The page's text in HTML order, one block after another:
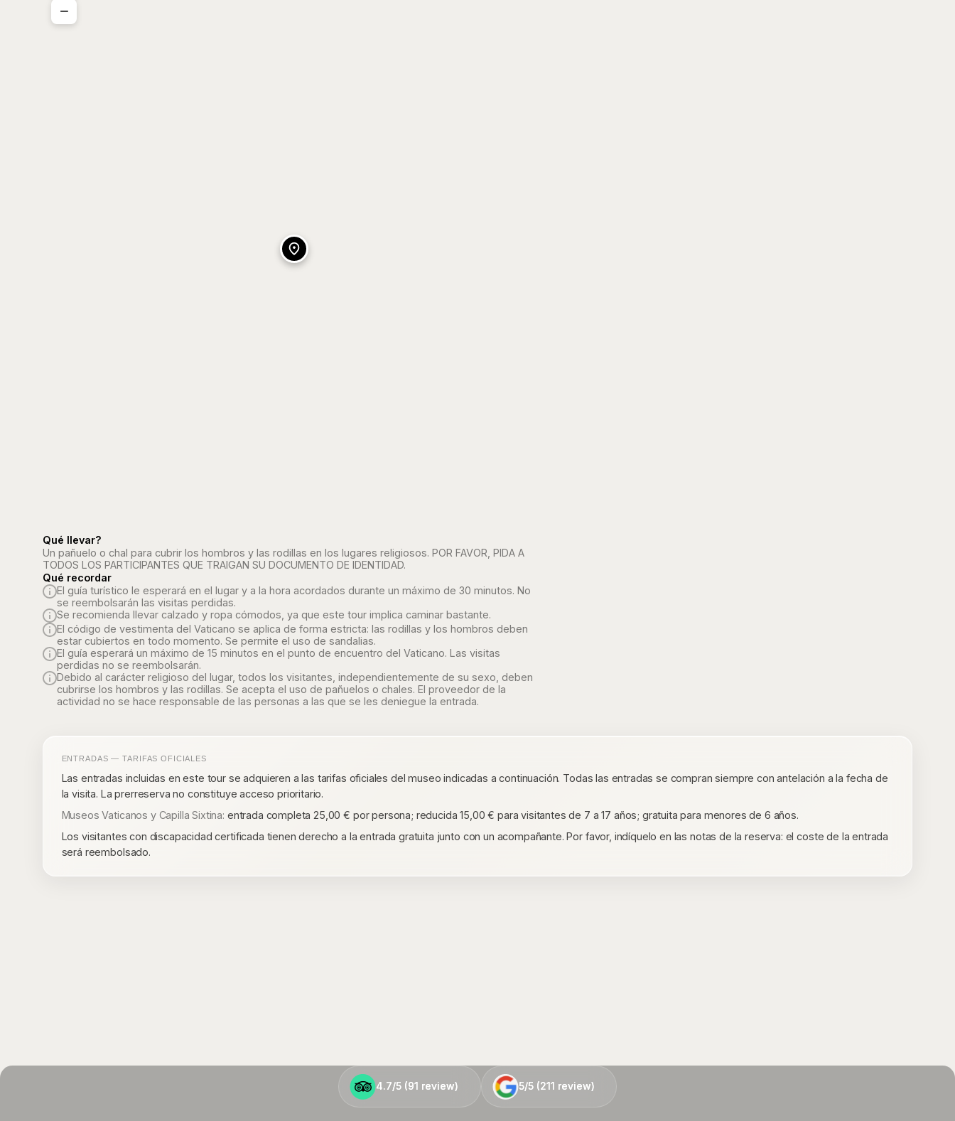
−
Qué llevar?
Un pañuelo o chal para cubrir los hombros y las rodillas en los lugares religiosos. POR FAVOR, PIDA A
TODOS LOS PARTICIPANTES QUE TRAIGAN SU DOCUMENTO DE IDENTIDAD.
Qué recordar
El guía turístico le esperará en el lugar y a la hora acordados durante un máximo de 30 minutos. No
se reembolsarán las visitas perdidas.
Se recomienda llevar calzado y ropa cómodos, ya que este tour implica caminar bastante.
El código de vestimenta del Vaticano se aplica de forma estricta: las rodillas y los hombros deben
estar cubiertos en todo momento. Se permite el uso de sandalias.
El guía esperará un máximo de 15 minutos en el punto de encuentro del Vaticano. Las visitas
perdidas no se reembolsarán.
Debido al carácter religioso del lugar, todos los visitantes, independientemente de su sexo, deben
cubrirse los hombros y las rodillas. Se acepta el uso de pañuelos o chales. El proveedor de la
actividad no se hace responsable de las personas a las que se les deniegue la entrada.
ENTRADAS — TARIFAS OFICIALES
Las entradas incluidas en este tour se adquieren a las tarifas oficiales del museo indicadas a continuación. Todas las entradas se compran siempre con antelación a la fecha de
la visita. La prerreserva no constituye acceso prioritario.
Museos Vaticanos y Capilla Sixtina: entrada completa 25,00 € por persona; reducida 15,00 € para visitantes de 7 a 17 años; gratuita para menores de 6 años.
Los visitantes con discapacidad certificada tienen derecho a la entrada gratuita junto con un acompañante. Por favor, indíquelo en las notas de la reserva: el coste de la entrada
será reembolsado.
4.7/5 (91 review)
4.7/5 (91 review) 5/5 (211 review)
5/5 (211 review)